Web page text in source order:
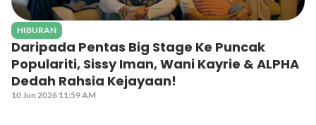
HIBURAN
Daripada Pentas Big Stage Ke Puncak
Populariti, Sissy Iman, Wani Kayrie & ALPHA
Dedah Rahsia Kejayaan!
10 Jun 2026 11:59 AM